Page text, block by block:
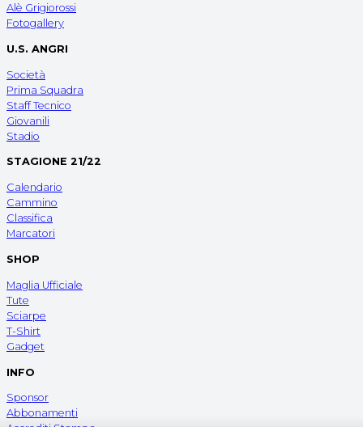
Alè Grigiorossi
Fotogallery
U.S. ANGRI
Società
Prima Squadra
Staff Tecnico
Giovanili
Stadio
STAGIONE 21/22
Calendario
Cammino
Classifica
Marcatori
SHOP
Maglia Ufficiale
Tute
Sciarpe
T-Shirt
Gadget
INFO
Sponsor
Abbonamenti